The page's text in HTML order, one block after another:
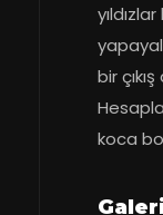
bir
koca